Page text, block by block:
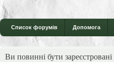
Список форумів Допомога
Ви повинні бути